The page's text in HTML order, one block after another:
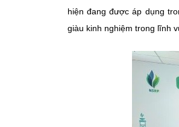
hiện đang được áp dụng
giàu kinh nghiệm trong lĩnh